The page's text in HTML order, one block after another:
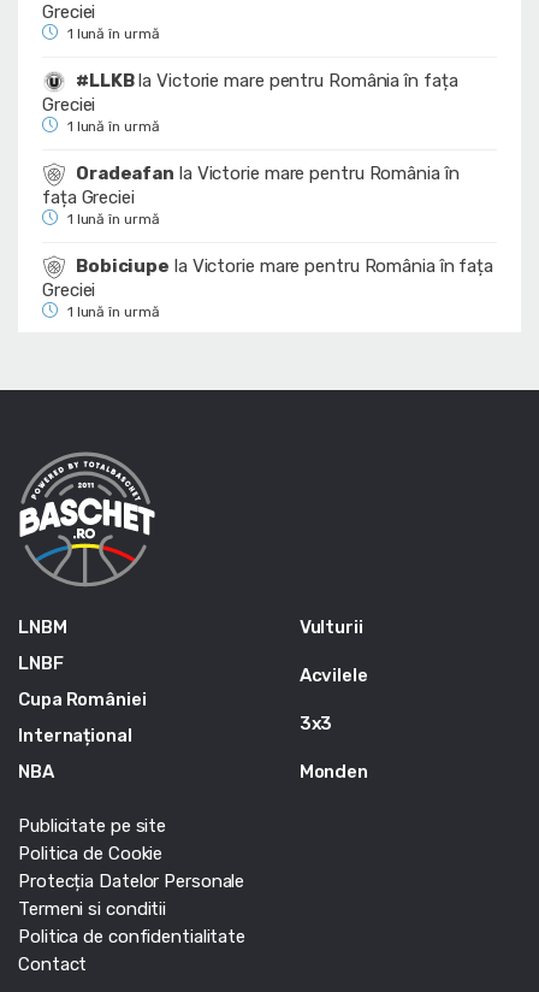
Greciei
1 lună în urmă
#LLKBlaVictorie mare pentru România în fața
Greciei
1 lună în urmă
Oradeafan la Victorie mare pentru România în
fața Greciei
1 lună în urmă
Bobiciupe la Victorie mare pentru România în fața
Greciei
1 lună în urmă
LNBM
LNBF
Cupa României
Internațional
NBA
Vulturii
Acvilele
3x3
Monden
Publicitate pe site
Politica de Cookie
Protecția Datelor Personale
Termeni si conditii
Politica de confidentialitate
Contact